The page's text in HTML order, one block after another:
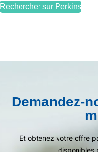
Rechercher sur Perkins
Demandez-
Et obtenez votre offre
disponibles